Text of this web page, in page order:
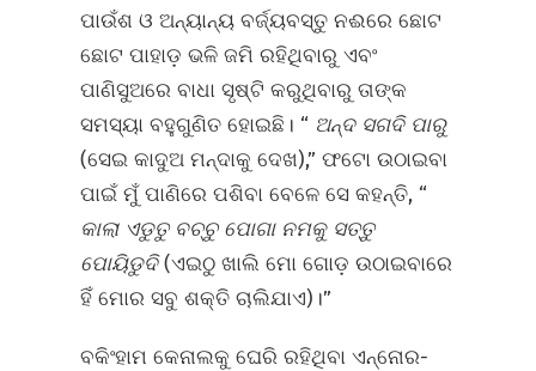
ପାଉଁଶ ଓ ଅନ୍ୟାନ୍ୟ ବର୍ଜ୍ୟବସ୍ତୁ ନଈରେ ଛୋଟ
ଛୋଟ ପାହାଡ଼ ଭଳି ଜମି ରହିଥିବାରୁ ଏବଂ
ପାଣିସୁଅରେ ବାଧା ସୃଷ୍ଟି କରୁଥିବାରୁ ତାଙ୍କ
ସମସ୍ୟା ବହୁଗୁଣିତ ହୋଇଛି। “ ଅନ୍ଦ ସଗଦି ପାରୁ
(ସେଇ କାଦୁଅ ମନ୍ଦାକୁ ଦେଖ),” ଫଟୋ ଉଠାଇବା
ପାଇଁ ମୁଁ ପାଣିରେ ପଶିବା ବେଳେ ସେ କହନ୍ତି, “
କାଲା ଏଡୁତୁ ବଚ୍ଚୁ ପୋଗା ନମକୁ ସତ୍ତୁ
ପୋୟିଡୁଦି(ଏଇଠୁ ଖାଲି ମୋ ଗୋଡ଼ ଉଠାଇବାରେ
ହିଁ ମୋର ସବୁ ଶକ୍ତି ଚାଲିଯାଏ)।”
ବକିଂହାମ କେନାଲକୁ ଘେରି ରହିଥିବା ଏନ୍ନୋର-